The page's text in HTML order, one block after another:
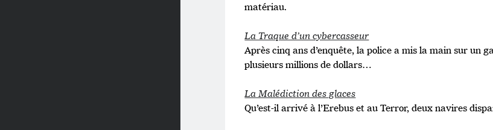
matériau.
La Traque d’un cybercasseur
Après cinq ans d’enquête, la police a mis la main sur un
plusieurs millions de dollars…
La Malédiction des glaces
Qu’est-il arrivé à l’Erebus et au Terror, deux navires